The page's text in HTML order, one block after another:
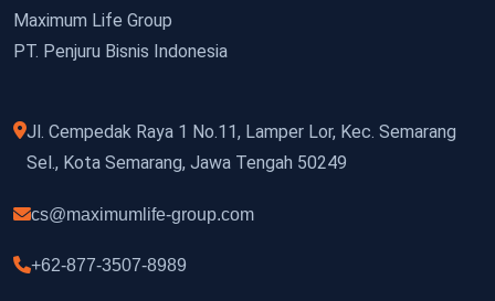
Maximum Life Group
PT. Penjuru Bisnis Indonesia
Jl. Cempedak Raya 1 No.11, Lamper Lor, Kec. Semarang
Sel., Kota Semarang, Jawa Tengah 50249
cs@maximumlife-group.com
+62-877-3507-8989